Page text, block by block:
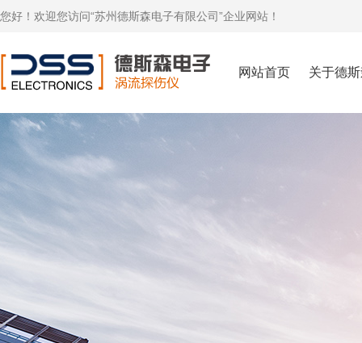
您好！欢迎您访问“苏州德斯森电子有限公司”企业网站！
网站首页 关于德